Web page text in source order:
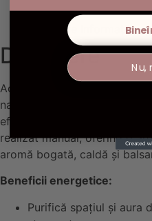
Descriere Informații
Descriere
Acest produs îmbină două
naturale: Palo Santo și
efectele liniștitoare, profund
realizat manual, oferind o
aromă bogată, caldă și
Beneficii energetice:
Purifică spațiul și aura
Nu,